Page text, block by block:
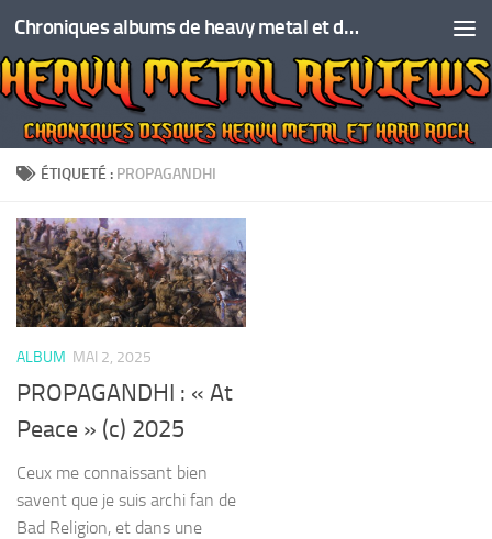
Skip to content Chroniques albums de heavy metal et de hard rock
ÉTIQUETÉ : PROPAGANDHI
ALBUM MAI 2, 2025
PROPAGANDHI : « At
Peace » (c) 2025
Ceux me connaissant bien
savent que je suis archi fan de
Bad Religion, et dans une